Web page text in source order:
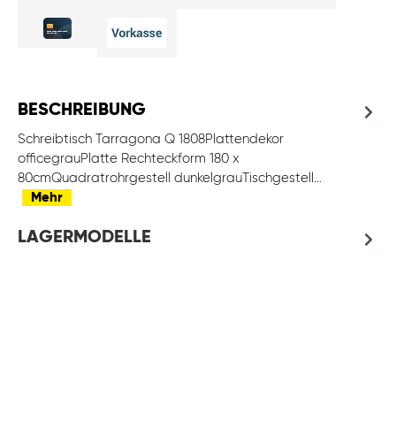
BESCHREIBUNG
Schreibtisch Tarragona Q 1808Plattendekor
officegrauPlatte Rechteckform 180 x
80cmQuadratrohrgestell dunkelgrauTischgestell…
Mehr
LAGERMODELLE